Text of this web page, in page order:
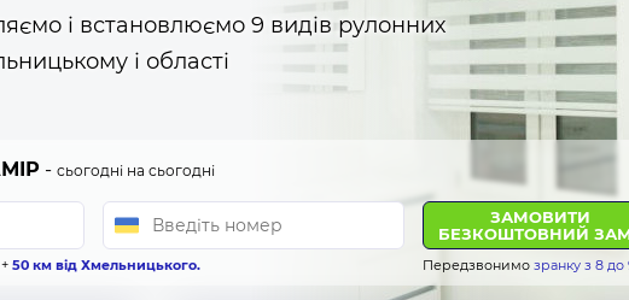
і встановлюємо 9 видів рулонних
і області
- сьогодні на сьогодні
50 км від Хмельницького.
ЗАМОВИТИ
БЕЗКОШТОВНИЙ
Передзвонимо зранку з 8 до
ОТРИМАТИ